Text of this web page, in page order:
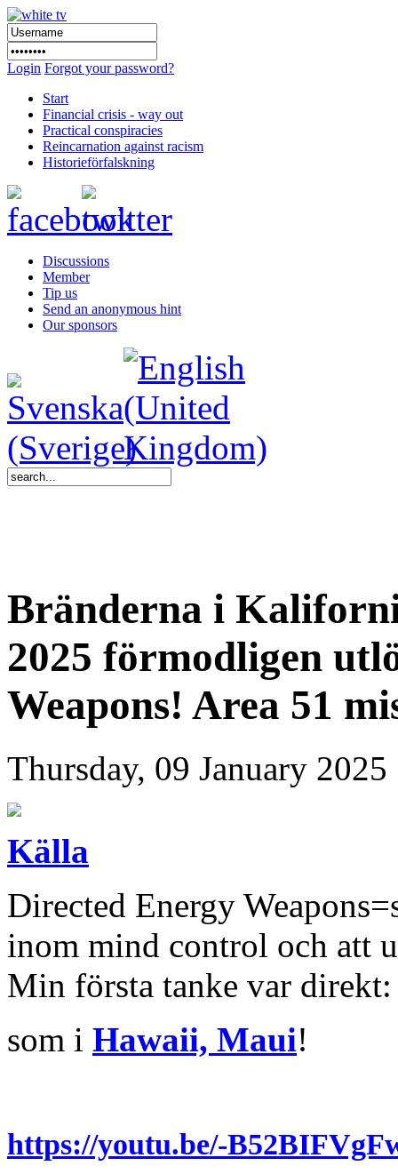
Login Forgot your password?
Start
Financial crisis - way out
Practical conspiracies
Reincarnation against racism
Historieförfalskning
Discussions
Member
Tip us
Send an anonymous hint
Our sponsors
Bränderna i
2025 förmodligen
Weapons! Area 51
Thursday, 09 January
Källa
Directed Energy
inom mind control och att
Min första tanke var direkt:
som i Hawaii, Maui!
https://youtu.be/-